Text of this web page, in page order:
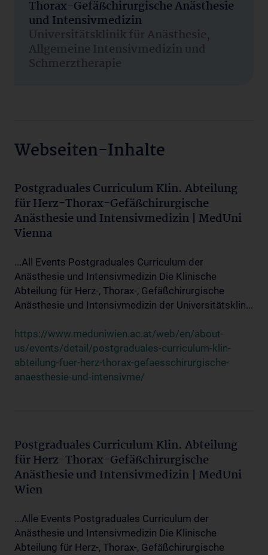
Thorax-Gefäßchirurgische Anästhesie
und Intensivmedizin
Universitätsklinik für Anästhesie,
Allgemeine Intensivmedizin und
Schmerztherapie
Webseiten-Inhalte
Postgraduales Curriculum Klin. Abteilung
für Herz-Thorax-Gefäßchirurgische
Anästhesie und Intensivmedizin | MedUni
Vienna
...All Events Postgraduales Curriculum der
Anästhesie und Intensivmedizin Die Klinische
Abteilung für Herz-, Thorax-, Gefäßchirurgische
Anästhesie und Intensivmedizin der Universitätsklin...
https://www.meduniwien.ac.at/web/en/about-
us/events/detail/postgraduales-curriculum-klin-
abteilung-fuer-herz-thorax-gefaesschirurgische-
anaesthesie-und-intensivme/
Postgraduales Curriculum Klin. Abteilung
für Herz-Thorax-Gefäßchirurgische
Anästhesie und Intensivmedizin | MedUni
Wien
...Alle Events Postgraduales Curriculum der
Anästhesie und Intensivmedizin Die Klinische
Abteilung für Herz-, Thorax-, Gefäßchirurgische